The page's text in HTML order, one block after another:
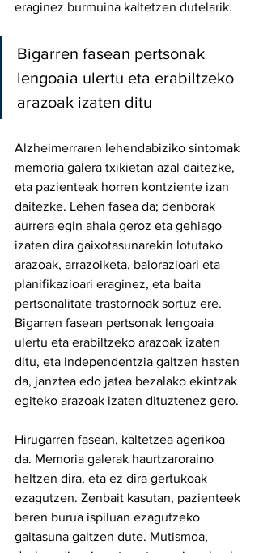
eraginez burmuina kaltetzen dutelarik.
Bigarren fasean pertsonak
lengoaia ulertu eta erabiltzeko
arazoak izaten ditu
Alzheimerraren lehendabiziko sintomak
memoria galera txikietan azal daitezke,
eta pazienteak horren kontziente izan
daitezke. Lehen fasea da; denborak
aurrera egin ahala geroz eta gehiago
izaten dira gaixotasunarekin lotutako
arazoak, arrazoiketa, balorazioari eta
planifikazioari eraginez, eta baita
pertsonalitate trastornoak sortuz ere.
Bigarren fasean pertsonak lengoaia
ulertu eta erabiltzeko arazoak izaten
ditu, eta independentzia galtzen hasten
da, janztea edo jatea bezalako ekintzak
egiteko arazoak izaten dituztenez gero.
Hirugarren fasean, kaltetzea agerikoa
da. Memoria galerak haurtzaroraino
heltzen dira, eta ez dira gertukoak
ezagutzen. Zenbait kasutan, pazienteek
beren burua ispiluan ezagutzeko
gaitasuna galtzen dute. Mutismoa,